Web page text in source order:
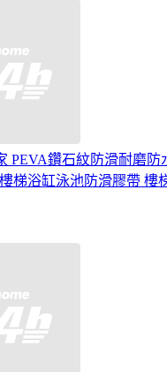
PEVA鑽石紋防滑耐磨
梯浴缸泳池防滑膠帶 樓